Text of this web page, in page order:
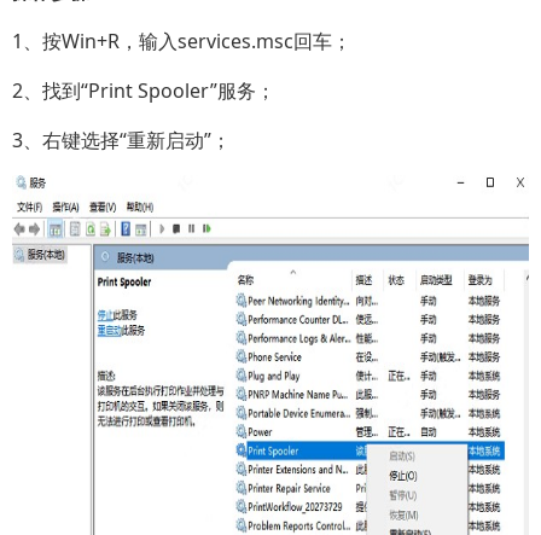
1、按Win+R，输入services.msc回车；
2、找到“Print Spooler”服务；
3、右键选择“重新启动”；